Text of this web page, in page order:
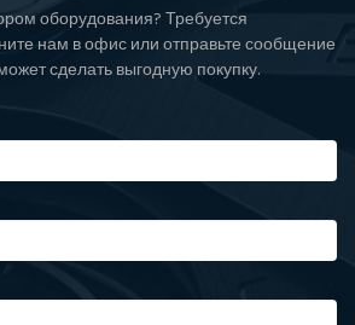
оборудования? Требуется
нам в офис или отправьте сообщение
сделать выгодную покупку.